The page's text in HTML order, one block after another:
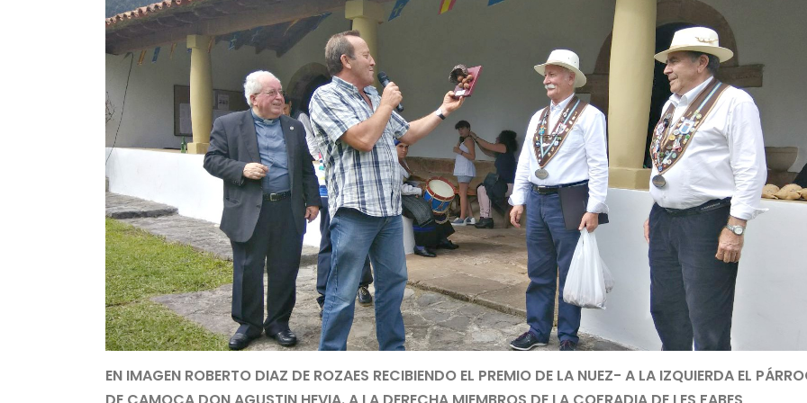
EN IMAGEN ROBERTO DIAZ DE ROZAES RECIBIENDO EL PREMIO DE LA NUEZ- A LA IZQUIERDA EL